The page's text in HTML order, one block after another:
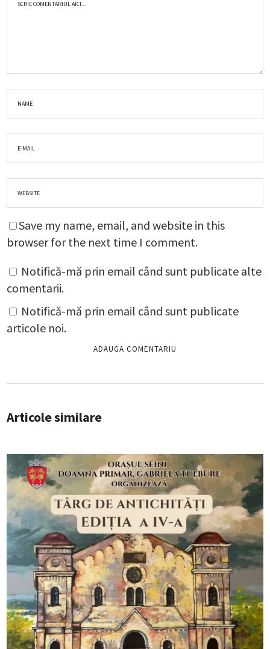
Save my name, email, and website in this
browser for the next time I comment.
Notifică-mă prin email când sunt publicate alte
comentarii.
Notifică-mă prin email când sunt publicate
articole noi.
Articole similare